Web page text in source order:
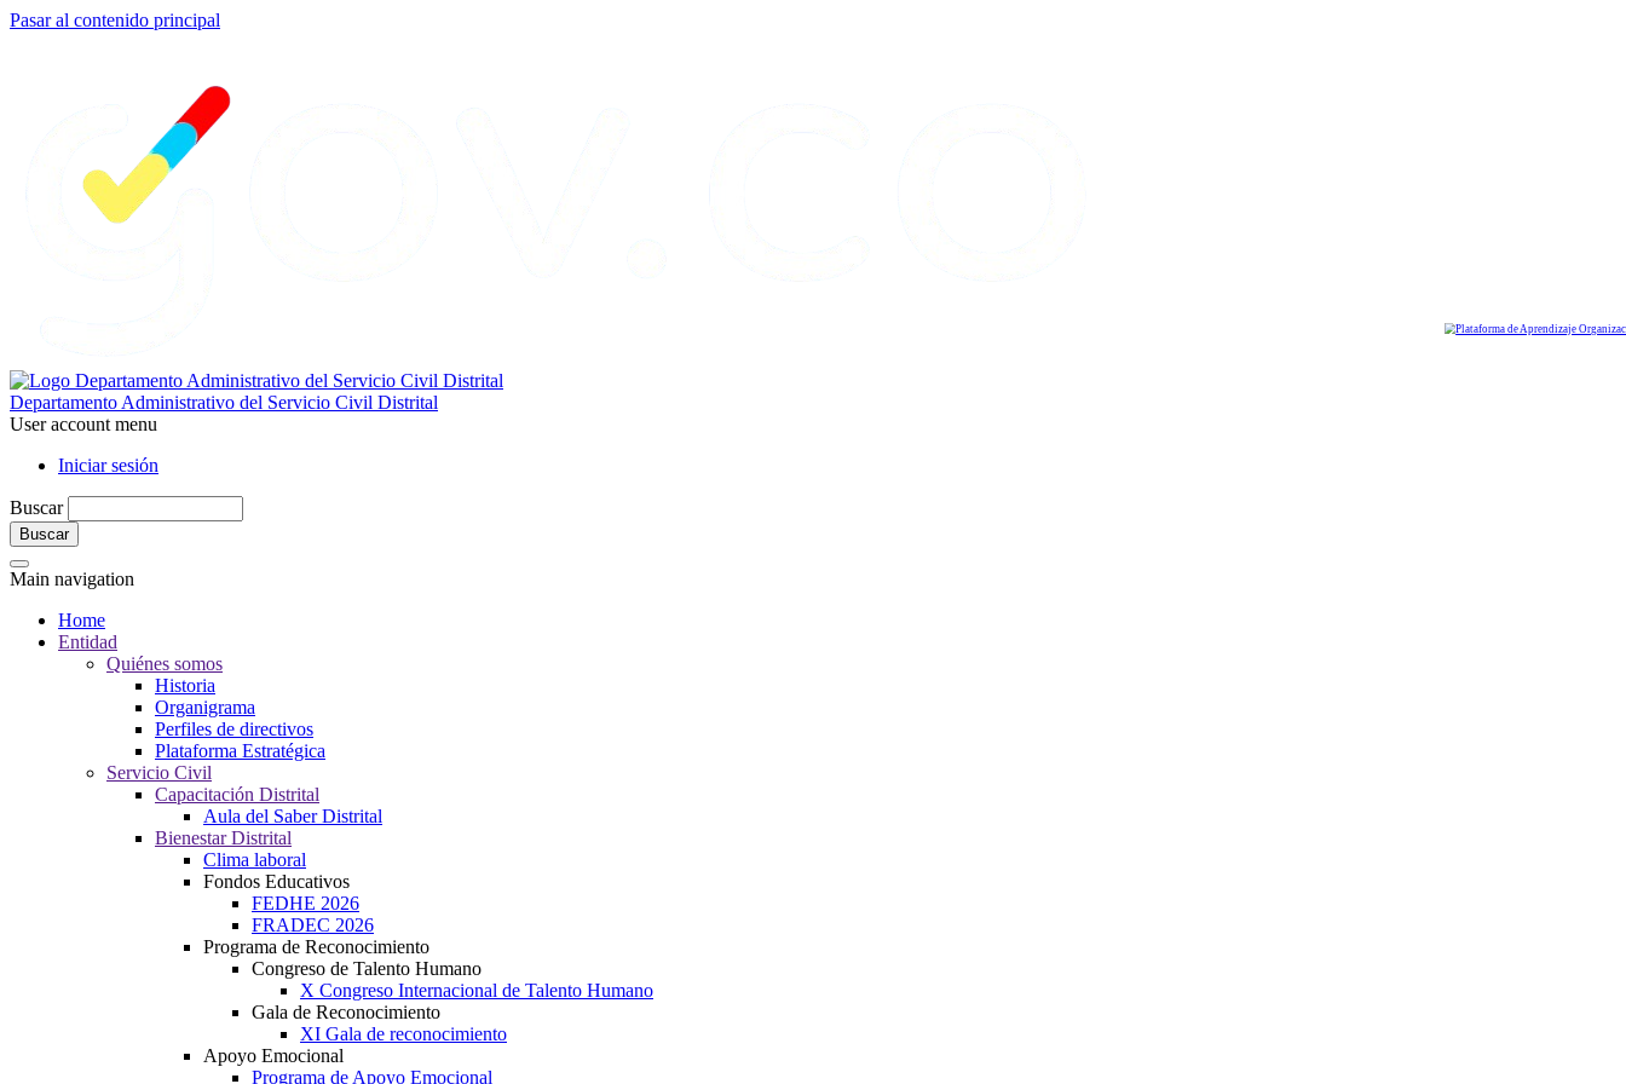
Pasar al contenido principal
Departamento Administrativo del Servicio Civil Distrital
User account menu
Iniciar sesión
Buscar
Main navigation
Home
Entidad
Quiénes somos
Historia
Organigrama
Perfiles de directivos
Plataforma Estratégica
Servicio Civil
Capacitación Distrital
Aula del Saber Distrital
Bienestar Distrital
Clima laboral
Fondos Educativos
FEDHE 2026
FRADEC 2026
Programa de Reconocimiento
Congreso de Talento Humano
X Congreso Internacional de Talento Humano
Gala de Reconocimiento
XI Gala de reconocimiento
Apoyo Emocional
Programa de Apoyo Emocional